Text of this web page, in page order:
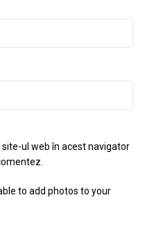
ul web în acest navigator
to add photos to your